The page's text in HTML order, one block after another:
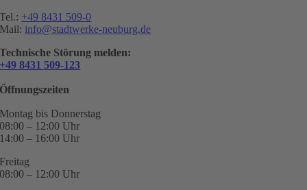
Tel.: +49 8431 509-0
Mail: info@stadtwerke-neuburg.de
Technische Störung melden:
+49 8431 509-123
Öffnungszeiten
Montag bis Donnerstag
08:00 – 12:00 Uhr
14:00 – 16:00 Uhr
Freitag
08:00 – 12:00 Uhr